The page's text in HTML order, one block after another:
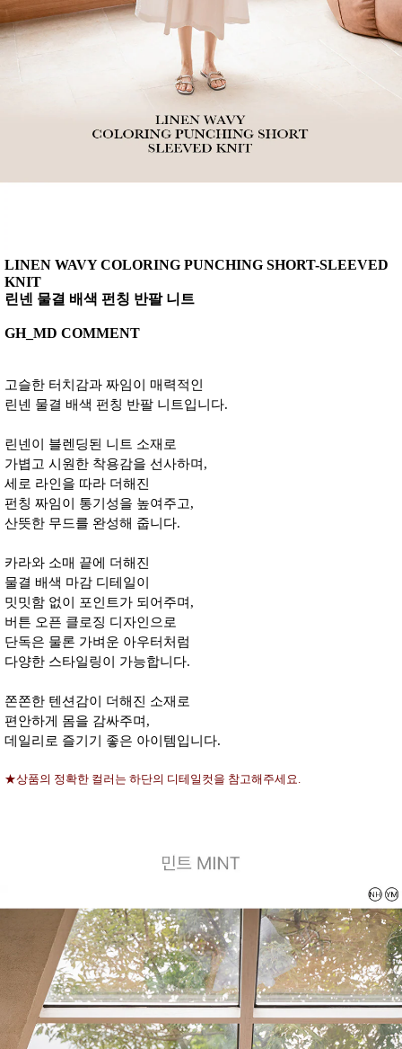
LINEN WAVY COLORING PUNCHING SHORT-SLEEVED
KNIT
린넨 물결 배색 펀칭 반팔 니트
GH_MD COMMENT
고슬한 터치감과 짜임이 매력적인
린넨 물결 배색 펀칭 반팔 니트입니다.
린넨이 블렌딩된 니트 소재로
가볍고 시원한 착용감을 선사하며,
세로 라인을 따라 더해진
펀칭 짜임이 통기성을 높여주고,
산뜻한 무드를 완성해 줍니다.
카라와 소매 끝에 더해진
물결 배색 마감 디테일이
밋밋함 없이 포인트가 되어주며,
버튼 오픈 클로징 디자인으로
단독은 물론 가벼운 아우터처럼
다양한 스타일링이 가능합니다.
쫀쫀한 텐션감이 더해진 소재로
편안하게 몸을 감싸주며,
데일리로 즐기기 좋은 아이템입니다.
★상품의 정확한 컬러는 하단의 디테일컷을 참고해주세요.